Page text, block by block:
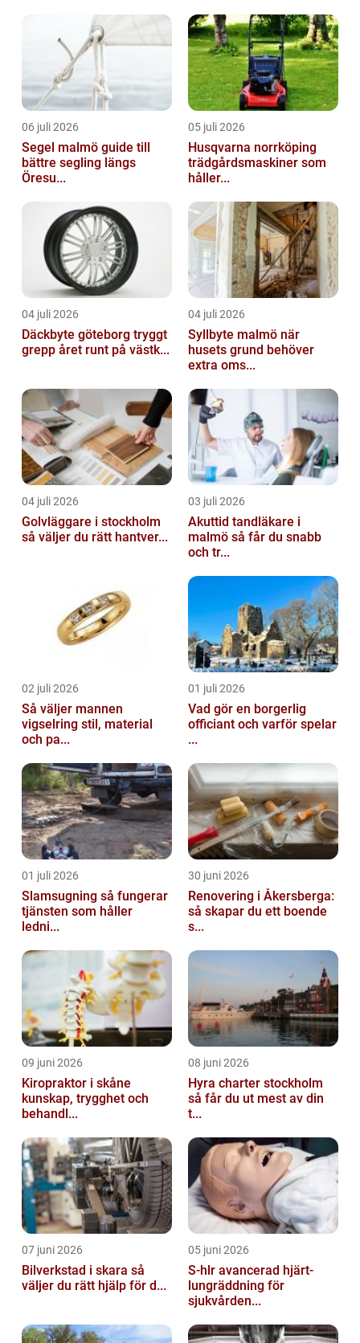
06 juli 2026
Segel malmö guide till
bättre segling längs
Öresu...
05 juli 2026
Husqvarna norrköping
trädgårdsmaskiner som
håller...
04 juli 2026
Däckbyte göteborg tryggt
grepp året runt på västk...
04 juli 2026
Syllbyte malmö när
husets grund behöver
extra oms...
04 juli 2026
Golvläggare i stockholm
så väljer du rätt hantver...
03 juli 2026
Akuttid tandläkare i
malmö så får du snabb
och tr...
02 juli 2026
Så väljer mannen
vigselring stil, material
och pa...
01 juli 2026
Vad gör en borgerlig
officiant och varför spelar
...
01 juli 2026
Slamsugning så fungerar
tjänsten som håller
ledni...
30 juni 2026
Renovering i Åkersberga:
så skapar du ett boende
s...
09 juni 2026
Kiropraktor i skåne
kunskap, trygghet och
behandl...
08 juni 2026
Hyra charter stockholm
så får du ut mest av din
t...
07 juni 2026
Bilverkstad i skara så
väljer du rätt hjälp för d...
05 juni 2026
S-hlr avancerad hjärt-
lungräddning för
sjukvården...